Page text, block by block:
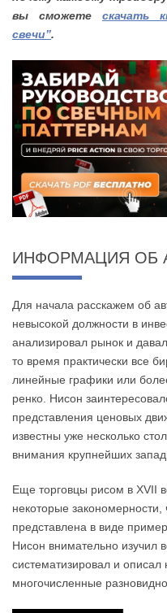
вы сможете скачать
свечи”.
ИНФОРМАЦИЯ ОБ
Для начала расскажем об
невысокой должности в
анализировал рынок и
то время практически все
линейные графики или
ренко. Нисон
представления ценовых
известны уже несколько
внимания крупнейших
Еще торговцы рисом в XVII
некоторые
представлена в виде
Нисон внимательно изучил
систематизировал и описал
многочисленные